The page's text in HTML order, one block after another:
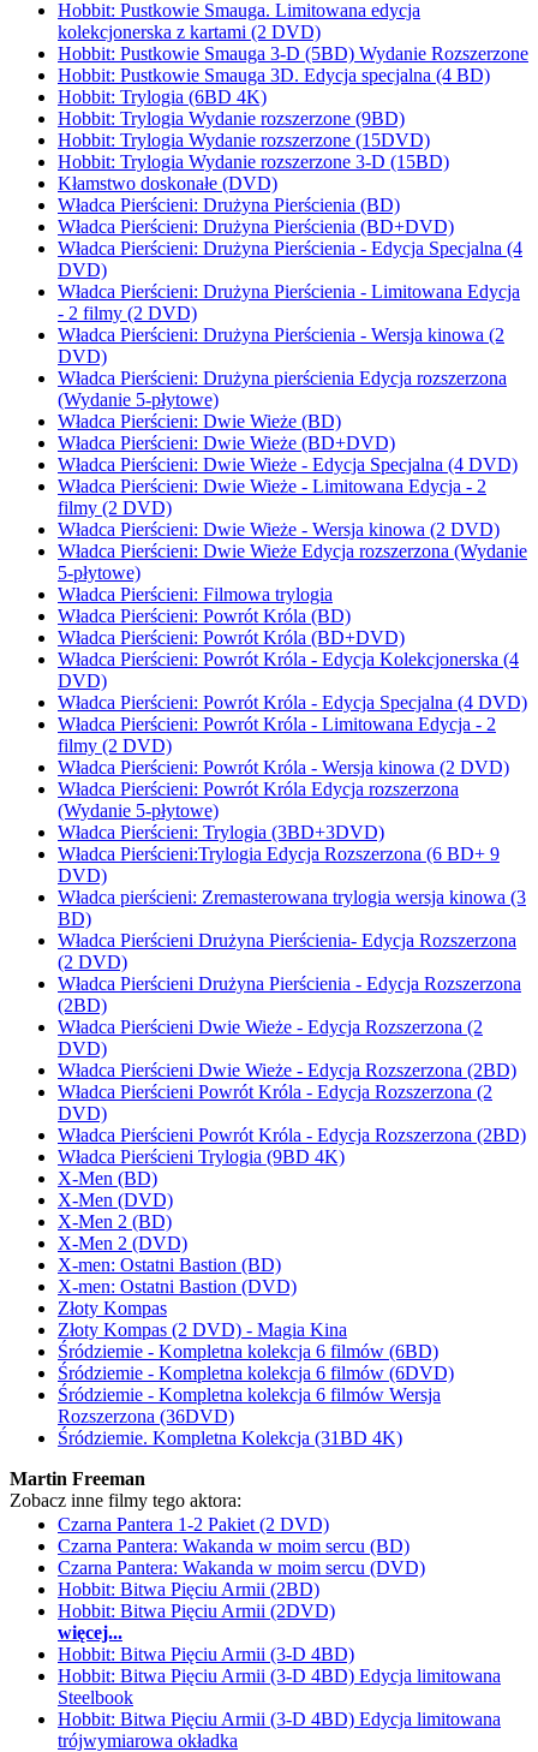
Hobbit: Pustkowie Smauga. Limitowana edycja
kolekcjonerska z kartami (2 DVD)
Hobbit: Pustkowie Smauga 3-D (5BD) Wydanie Rozszerzone
Hobbit: Pustkowie Smauga 3D. Edycja specjalna (4 BD)
Hobbit: Trylogia (6BD 4K)
Hobbit: Trylogia Wydanie rozszerzone (9BD)
Hobbit: Trylogia Wydanie rozszerzone (15DVD)
Hobbit: Trylogia Wydanie rozszerzone 3-D (15BD)
Kłamstwo doskonałe (DVD)
Władca Pierścieni: Drużyna Pierścienia (BD)
Władca Pierścieni: Drużyna Pierścienia (BD+DVD)
Władca Pierścieni: Drużyna Pierścienia - Edycja Specjalna (4
DVD)
Władca Pierścieni: Drużyna Pierścienia - Limitowana Edycja
- 2 filmy (2 DVD)
Władca Pierścieni: Drużyna Pierścienia - Wersja kinowa (2
DVD)
Władca Pierścieni: Drużyna pierścienia Edycja rozszerzona
(Wydanie 5-płytowe)
Władca Pierścieni: Dwie Wieże (BD)
Władca Pierścieni: Dwie Wieże (BD+DVD)
Władca Pierścieni: Dwie Wieże - Edycja Specjalna (4 DVD)
Władca Pierścieni: Dwie Wieże - Limitowana Edycja - 2
filmy (2 DVD)
Władca Pierścieni: Dwie Wieże - Wersja kinowa (2 DVD)
Władca Pierścieni: Dwie Wieże Edycja rozszerzona (Wydanie
5-płytowe)
Władca Pierścieni: Filmowa trylogia
Władca Pierścieni: Powrót Króla (BD)
Władca Pierścieni: Powrót Króla (BD+DVD)
Władca Pierścieni: Powrót Króla - Edycja Kolekcjonerska (4
DVD)
Władca Pierścieni: Powrót Króla - Edycja Specjalna (4 DVD)
Władca Pierścieni: Powrót Króla - Limitowana Edycja - 2
filmy (2 DVD)
Władca Pierścieni: Powrót Króla - Wersja kinowa (2 DVD)
Władca Pierścieni: Powrót Króla Edycja rozszerzona
(Wydanie 5-płytowe)
Władca Pierścieni: Trylogia (3BD+3DVD)
Władca Pierścieni:Trylogia Edycja Rozszerzona (6 BD+ 9
DVD)
Władca pierścieni: Zremasterowana trylogia wersja kinowa (3
BD)
Władca Pierścieni Drużyna Pierścienia- Edycja Rozszerzona
(2 DVD)
Władca Pierścieni Drużyna Pierścienia - Edycja Rozszerzona
(2BD)
Władca Pierścieni Dwie Wieże - Edycja Rozszerzona (2
DVD)
Władca Pierścieni Dwie Wieże - Edycja Rozszerzona (2BD)
Władca Pierścieni Powrót Króla - Edycja Rozszerzona (2
DVD)
Władca Pierścieni Powrót Króla - Edycja Rozszerzona (2BD)
Władca Pierścieni Trylogia (9BD 4K)
X-Men (BD)
X-Men (DVD)
X-Men 2 (BD)
X-Men 2 (DVD)
X-men: Ostatni Bastion (BD)
X-men: Ostatni Bastion (DVD)
Złoty Kompas
Złoty Kompas (2 DVD) - Magia Kina
Śródziemie - Kompletna kolekcja 6 filmów (6BD)
Śródziemie - Kompletna kolekcja 6 filmów (6DVD)
Śródziemie - Kompletna kolekcja 6 filmów Wersja
Rozszerzona (36DVD)
Śródziemie. Kompletna Kolekcja (31BD 4K)
Martin Freeman
Zobacz inne filmy tego aktora:
Czarna Pantera 1-2 Pakiet (2 DVD)
Czarna Pantera: Wakanda w moim sercu (BD)
Czarna Pantera: Wakanda w moim sercu (DVD)
Hobbit: Bitwa Pięciu Armii (2BD)
Hobbit: Bitwa Pięciu Armii (2DVD)
więcej...
Hobbit: Bitwa Pięciu Armii (3-D 4BD)
Hobbit: Bitwa Pięciu Armii (3-D 4BD) Edycja limitowana
Steelbook
Hobbit: Bitwa Pięciu Armii (3-D 4BD) Edycja limitowana
trójwymiarowa okładka